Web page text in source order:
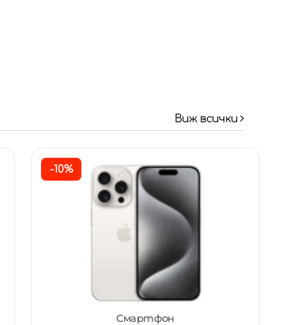
Виж всички
-10%
Смартфон